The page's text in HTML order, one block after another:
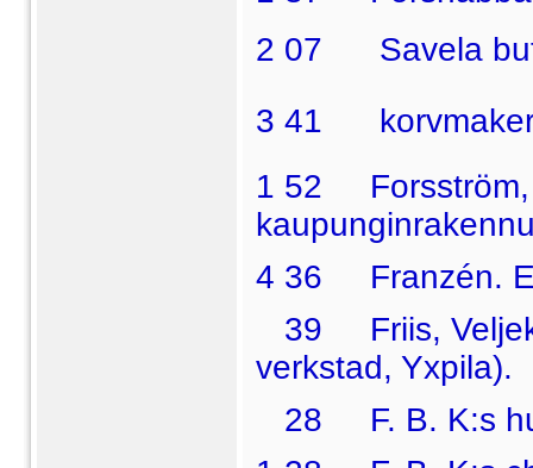
2 07  Savela
3 41 
1 52 Forsström,
4 36 Franzén.
39 Friis,
verkstad, Yxpila).
28 F. B. K:s